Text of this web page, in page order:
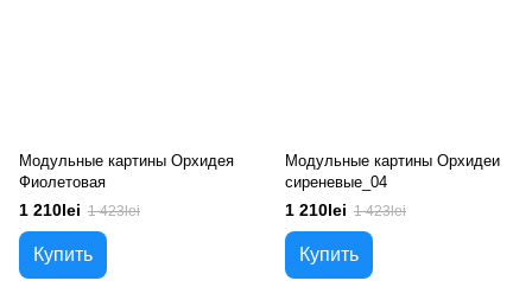
Модульные картины Орхидея
Фиолетовая
1 210lei 1 423lei
Купить
Модульные картины Орхидеи
сиреневые_04
1 210lei 1 423lei
Купить